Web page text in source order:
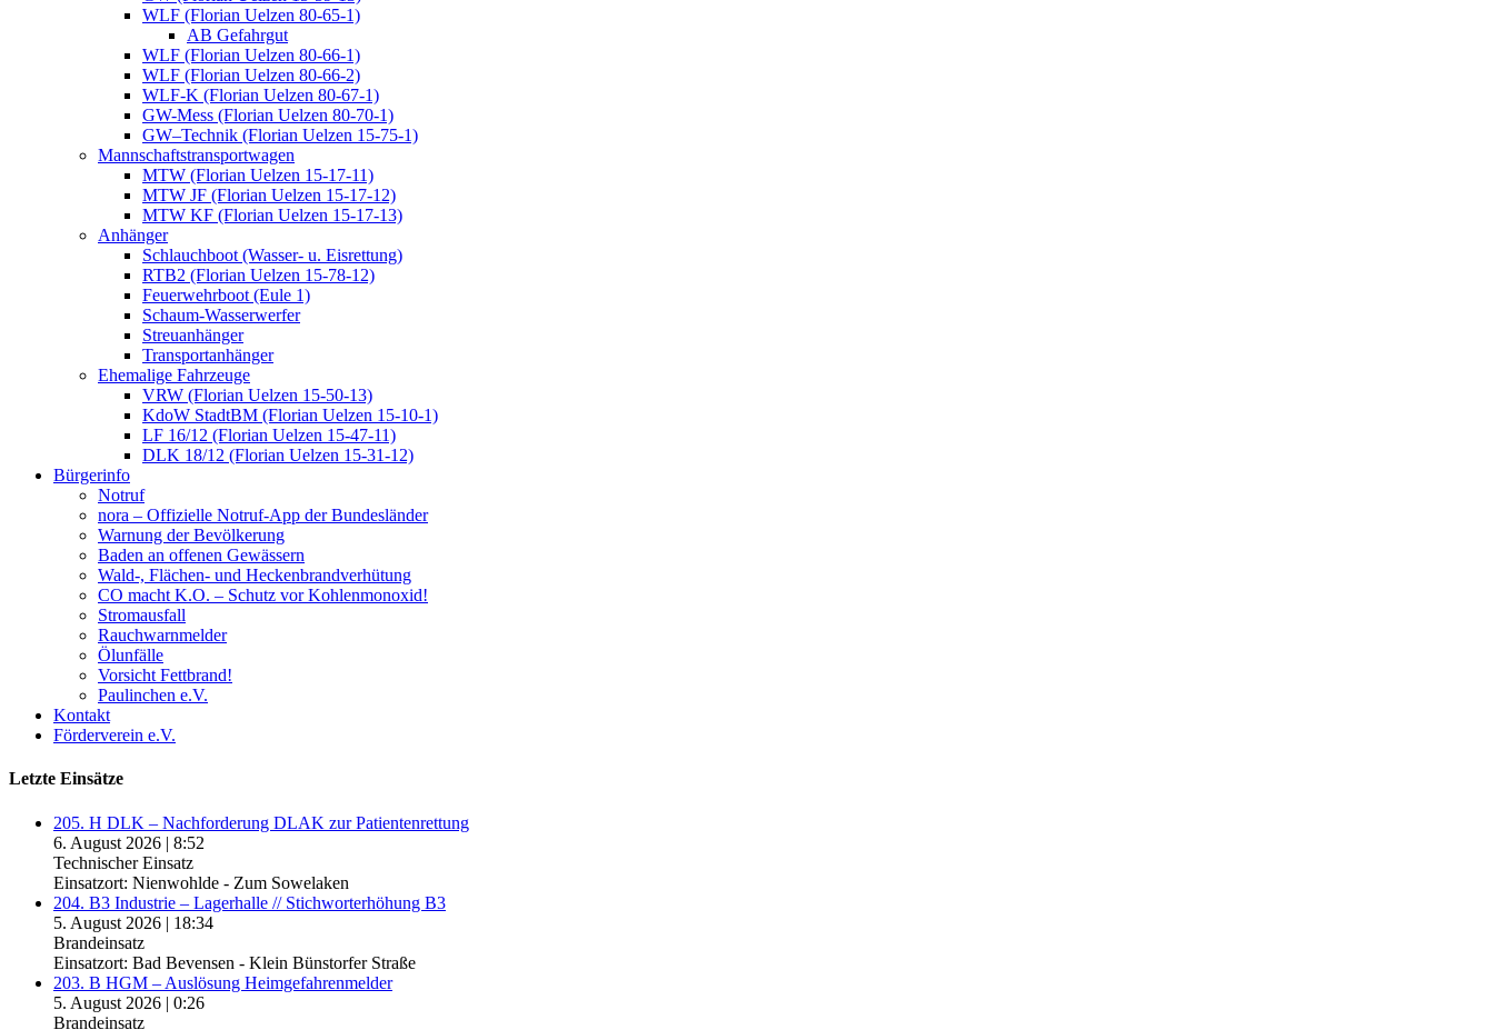
WLF (Florian Uelzen 80-65-1)
AB Gefahrgut
WLF (Florian Uelzen 80-66-1)
WLF (Florian Uelzen 80-66-2)
WLF-K (Florian Uelzen 80-67-1)
GW-Mess (Florian Uelzen 80-70-1)
GW–Technik (Florian Uelzen 15-75-1)
Mannschaftstransportwagen
MTW (Florian Uelzen 15-17-11)
MTW JF (Florian Uelzen 15-17-12)
MTW KF (Florian Uelzen 15-17-13)
Anhänger
Schlauchboot (Wasser- u. Eisrettung)
RTB2 (Florian Uelzen 15-78-12)
Feuerwehrboot (Eule 1)
Schaum-Wasserwerfer
Streuanhänger
Transportanhänger
Ehemalige Fahrzeuge
VRW (Florian Uelzen 15-50-13)
KdoW StadtBM (Florian Uelzen 15-10-1)
LF 16/12 (Florian Uelzen 15-47-11)
DLK 18/12 (Florian Uelzen 15-31-12)
Bürgerinfo
Notruf
nora – Offizielle Notruf-App der Bundesländer
Warnung der Bevölkerung
Baden an offenen Gewässern
Wald-, Flächen- und Heckenbrandverhütung
CO macht K.O. – Schutz vor Kohlenmonoxid!
Stromausfall
Rauchwarnmelder
Ölunfälle
Vorsicht Fettbrand!
Paulinchen e.V.
Kontakt
Förderverein e.V.
Letzte Einsätze
205. H DLK – Nachforderung DLAK zur Patientenrettung
6. August 2026 | 8:52
Technischer Einsatz
Einsatzort: Nienwohlde - Zum Sowelaken
204. B3 Industrie – Lagerhalle // Stichworterhöhung B3
5. August 2026 | 18:34
Brandeinsatz
Einsatzort: Bad Bevensen - Klein Bünstorfer Straße
203. B HGM – Auslösung Heimgefahrenmelder
5. August 2026 | 0:26
Brandeinsatz